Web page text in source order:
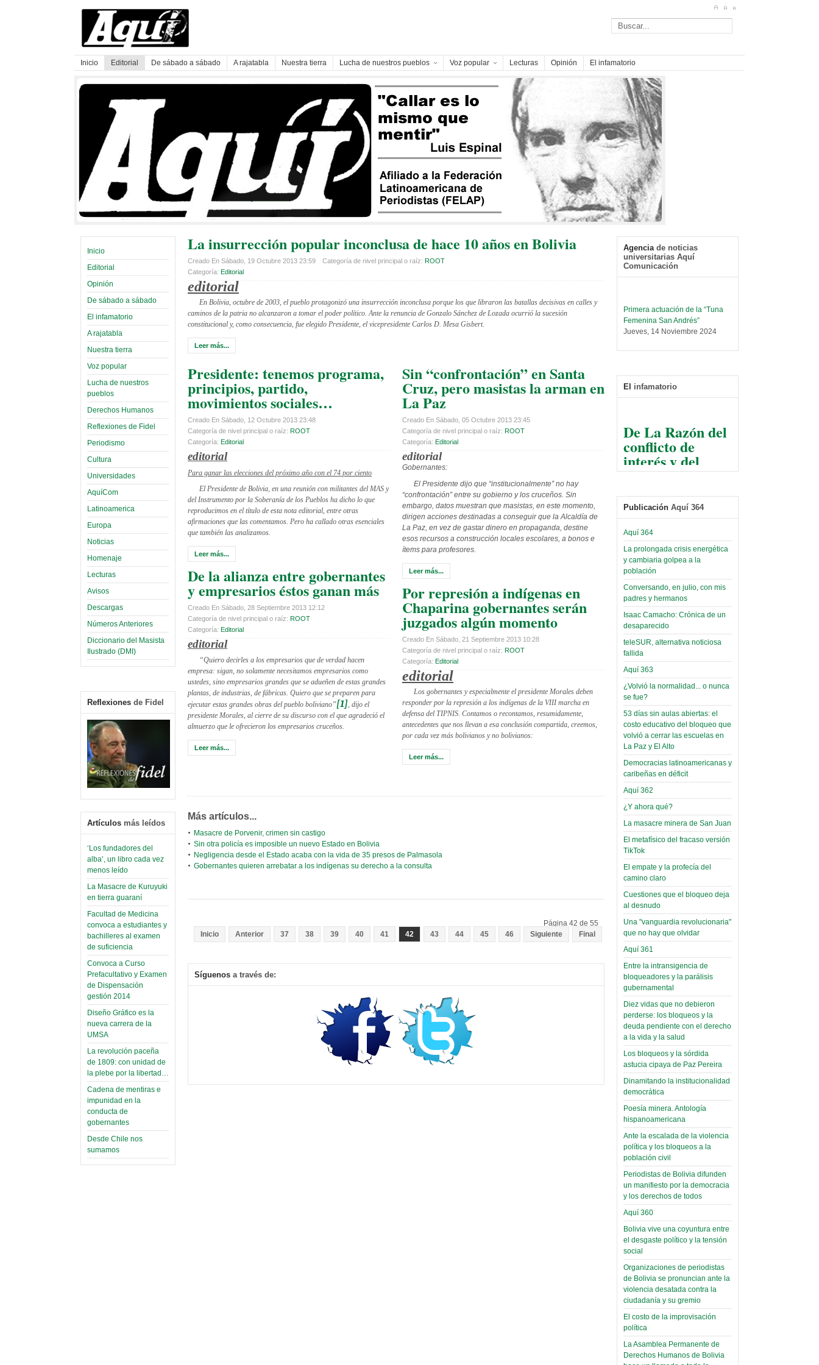
Inicio Editorial De sábado a sábado A rajatabla Nuestra tierra Lucha de nuestros pueblos Voz popular Lecturas Opinión El infamatorio
Inicio
Editorial
Opinión
De sábado a sábado
El infamatorio
A rajatabla
Nuestra tierra
Voz popular
Lucha de nuestros
pueblos
Derechos Humanos
Reflexiones de Fidel
Periodismo
Cultura
Universidades
AquíCom
Latinoamerica
Europa
Noticias
Homenaje
Lecturas
Avisos
Descargas
Números Anteriores
Diccionario del Masista
Ilustrado (DMI)
Reflexiones de Fidel
Artículos más leídos
‘Los fundadores del
alba’, un libro cada vez
menos leído
La Masacre de Kuruyuki
en tierra guaraní
Facultad de Medicina
convoca a estudiantes y
bachilleres al examen
de suficiencia
Convoca a Curso
Prefacultativo y Examen
de Dispensación
gestión 2014
Diseño Gráfico es la
nueva carrera de la
UMSA
La revolución paceña
de 1809: con unidad de
la plebe por la libertad…
Cadena de mentiras e
impunidad en la
conducta de
gobernantes
Desde Chile nos
sumamos
La insurrección popular inconclusa de hace 10 años en Bolivia
Creado En Sábado, 19 Octubre 2013 23:59 Categoría de nivel principal o raíz: ROOT
Categoría: Editorial
editorial
En Bolivia, octubre de 2003, el pueblo protagonizó una insurrección inconclusa porque los que libraron las batallas decisivas en calles y
caminos de la patria no alcanzaron a tomar el poder político. Ante la renuncia de Gonzalo Sánchez de Lozada ocurrió la sucesión
constitucional y, como consecuencia, fue elegido Presidente, el vicepresidente Carlos D. Mesa Gisbert.
Leer más...
Presidente: tenemos programa,
principios, partido,
movimientos sociales…
Creado En Sábado, 12 Octubre 2013 23:48
Categoría de nivel principal o raíz: ROOT
Categoría: Editorial
editorial
Para ganar las elecciones del próximo año con el 74 por ciento
El Presidente de Bolivia, en una reunión con militantes del MAS y
del Instrumento por la Soberanía de los Pueblos ha dicho lo que
reproducimos en el título de esta nota editorial, entre otras
afirmaciones que las comentamos. Pero ha callado otras esenciales
que también las analizamos.
Leer más...
De la alianza entre gobernantes
y empresarios éstos ganan más
Creado En Sábado, 28 Septiembre 2013 12:12
Categoría de nivel principal o raíz: ROOT
Categoría: Editorial
editorial
“Quiero decirles a los empresarios que de verdad hacen
empresa: sigan, no solamente necesitamos empresarios como
ustedes, sino empresarios grandes que se adueñen de estas grandes
plantas, de industrias, de fábricas. Quiero que se preparen para
ejecutar estas grandes obras del pueblo boliviano”[1], dijo el
presidente Morales, al cierre de su discurso con el que agradeció el
almuerzo que le ofrecieron los empresarios cruceños.
Leer más...
Sin “confrontación” en Santa
Cruz, pero masistas la arman en
La Paz
Creado En Sábado, 05 Octubre 2013 23:45
Categoría de nivel principal o raíz: ROOT
Categoría: Editorial
editorial
Gobernantes:
El Presidente dijo que “institucionalmente” no hay
“confrontación” entre su gobierno y los cruceños. Sin
embargo, datos muestran que masistas, en este momento,
dirigen acciones destinadas a conseguir que la Alcaldía de
La Paz, en vez de gastar dinero en propaganda, destine
esos recursos a construcción locales escolares, a bonos e
ítems para profesores.
Leer más...
Por represión a indígenas en
Chaparina gobernantes serán
juzgados algún momento
Creado En Sábado, 21 Septiembre 2013 10:28
Categoría de nivel principal o raíz: ROOT
Categoría: Editorial
editorial
Los gobernantes y especialmente el presidente Morales deben
responder por la represión a los indígenas de la VIII marcha en
defensa del TIPNIS. Contamos o recontamos, resumidamente,
antecedentes que nos llevan a esa conclusión compartida, creemos,
por cada vez más bolivianos y no bolivianos:
Leer más...
Más artículos...
Masacre de Porvenir, crimen sin castigo
Sin otra policía es imposible un nuevo Estado en Bolivia
Negligencia desde el Estado acaba con la vida de 35 presos de Palmasola
Gobernantes quieren arrebatar a los indígenas su derecho a la consulta
Página 42 de 55
Inicio
Anterior 37 38 39 40 41 42 43 44 45 46 Siguiente Final
Síguenos a través de:
Agencia de noticias
universitarias Aquí
Comunicación
Primera actuación de la “Tuna
Femenina San Andrés”
Jueves, 14 Noviembre 2024
Leer Más...
tráfico de personas
Centro de Estudiantes organiza
taller de software estadístico en
la UMSA
Sábado, 14 Septiembre 2024
certificados por apoyo al
Séptimo Encuentro de
Sábado, 14 Octubre 2023
Leer Más...
Trabajo Social de la UMSA
volverá a las urnas para elegir a
su directora
Sábado, 14 Octubre 2023
Leer Más...
Candidatos del MAS se
presentarán en la UMSA
Jueves, 14 Septiembre 2023
Leer Más...
Carrera de Geografía realiza
Segundo Congreso Nacional
Viernes, 14 Octubre 2022
Leer Más...
Docentes y estudiantes de
Trabajo Social de la UMSA
elegirán directora
Viernes, 14 Octubre 2022
Leer Más...
“Tuna Femenina San Andrés”
toca y canta con coraje
Miércoles, 14 Septiembre 2022
Leer Más...
Posesionan a dirigentes de
Asociación de Docentes
Domingo, 14 Agosto 2022
Leer Más...
El infamatorio
De La Razón del
conflicto de
interés y del
razonable arte
y esconder la
mano
El Infamatorio
Jueves, 10 Diciembre 2020
Read more...
Infierno Covid
parte VI:
Gabinete de
Áñez se atribuye
construcción de
hospitales
prefabricados en
la que no tuvo
participación;
más de 24 horas
después rectifica
parcialmente
El Infamatorio
Miércoles, 09 Diciembre 2020
Read more...
Interpretación
de un álbum de
narco-fotos
(Miscelánea
Palaciega 8)
El Infamatorio
Miércoles, 19 Junio 2019
Read more...
Cosmética
descolonizadora
(Miscelánea
palaciega 7)
El Infamatorio
Lunes, 27 Mayo 2019
Read more...
Creacionismo,
filtraciones e
inicio de la
campaña del
MAS
(Miscelánea
palaciega 6)
El Infamatorio
Domingo, 12 Mayo 2019
Read more...
Publicación Aquí 364
Aquí 364
La prolongada crisis energética
y cambiaria golpea a la
población
Conversando, en julio, con mis
padres y hermanos
Isaac Camacho: Crónica de un
desaparecido
teleSUR, alternativa noticiosa
fallida
Aquí 363
¿Volvió la normalidad... o nunca
se fue?
53 días sin aulas abiertas: el
costo educativo del bloqueo que
volvió a cerrar las escuelas en
La Paz y El Alto
Democracias latinoamericanas y
caribeñas en déficit
Aquí 362
¿Y ahora qué?
La masacre minera de San Juan
El metafísico del fracaso versión
TikTok
El empate y la profecía del
camino claro
Cuestiones que el bloqueo deja
al desnudo
Una "vanguardia revolucionaria"
que no hay que olvidar
Aquí 361
Entre la intransigencia de
bloqueadores y la parálisis
gubernamental
Diez vidas que no debieron
perderse: los bloqueos y la
deuda pendiente con el derecho
a la vida y la salud
Los bloqueos y la sórdida
astucia cipaya de Paz Pereira
Dinamitando la institucionalidad
democrática
Poesía minera. Antología
hispanoamericana
Ante la escalada de la violencia
política y los bloqueos a la
población civil
Periodistas de Bolivia difunden
un manifiesto por la democracia
y los derechos de todos
Aquí 360
Bolivia vive una coyuntura entre
el desgaste político y la tensión
social
Organizaciones de periodistas
de Bolivia se pronuncian ante la
violencia desatada contra la
ciudadanía y su gremio
El costo de la improvisación
política
La Asamblea Permanente de
Derechos Humanos de Bolivia